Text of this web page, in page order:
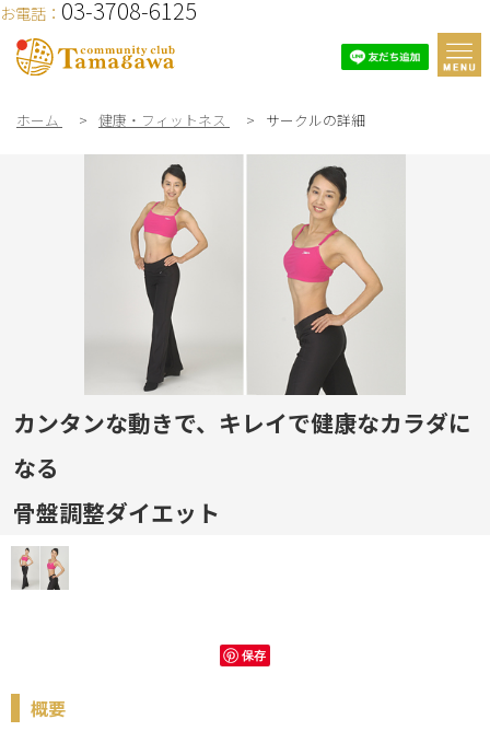
お電話： 03-3708-6125
ホーム > 健康・フィットネス > サークルの詳細
カンタンな動きで、キレイで健康なカラダに
なる
骨盤調整ダイエット
保存
概要